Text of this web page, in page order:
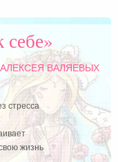
ВАЛЯЕВЫХ
стресса
жизнь